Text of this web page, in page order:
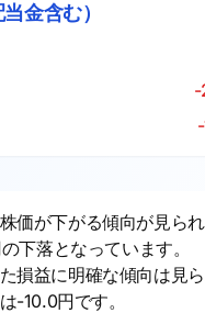
金含む）
-
価が下がる傾向が見られ
下落となっています。
損益に明確な傾向は見
-10.0円です。